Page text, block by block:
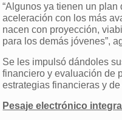
“Algunos ya tienen un
aceleración con los más
nacen con proyección,
para los demás jóvenes”,
Se les impulsó dándoles
financiero y evaluación de
estrategias financieras y
Pesaje electrónico integral